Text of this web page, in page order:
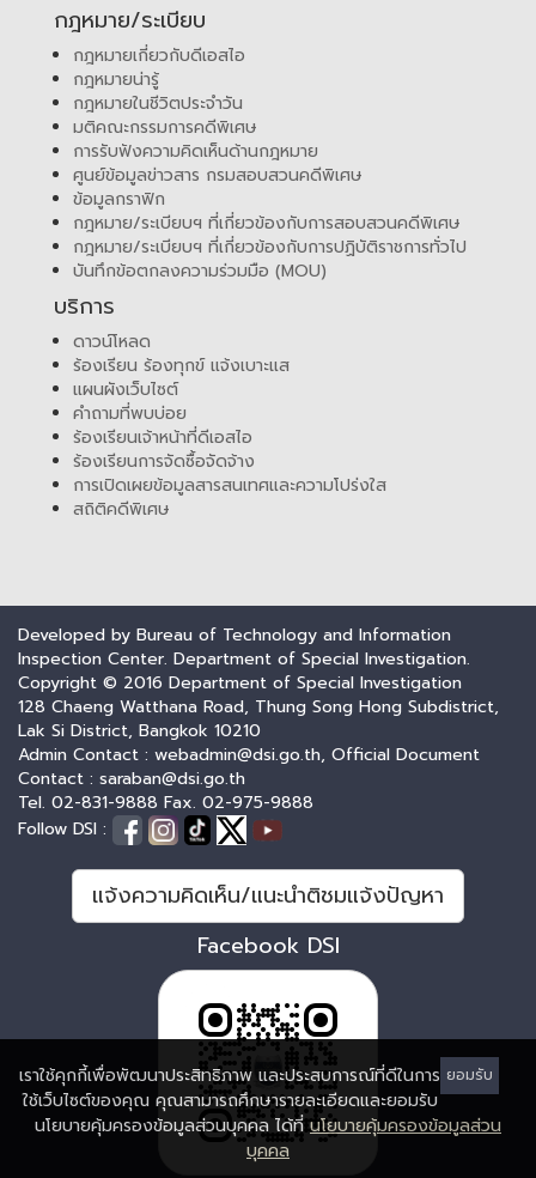
กฎหมาย/ระเบียบ
กฎหมายเกี่ยวกับดีเอสไอ
กฎหมายน่ารู้
กฎหมายในชีวิตประจำวัน
มติคณะกรรมการคดีพิเศษ
การรับฟังความคิดเห็นด้านกฎหมาย
ศูนย์ข้อมูลข่าวสาร กรมสอบสวนคดีพิเศษ
ข้อมูลกราฟิก
กฎหมาย/ระเบียบฯ ที่เกี่ยวข้องกับการสอบสวนคดีพิเศษ
กฎหมาย/ระเบียบฯ ที่เกี่ยวข้องกับการปฏิบัติราชการทั่วไป
บันทึกข้อตกลงความร่วมมือ (MOU)
บริการ
ดาวน์โหลด
ร้องเรียน ร้องทุกข์ แจ้งเบาะแส
แผนผังเว็บไซต์
คำถามที่พบบ่อย
ร้องเรียนเจ้าหน้าที่ดีเอสไอ
ร้องเรียนการจัดซื้อจัดจ้าง
การเปิดเผยข้อมูลสารสนเทศและความโปร่งใส
สถิติคดีพิเศษ
Developed by Bureau of Technology and Information
Inspection Center. Department of Special Investigation.
Copyright © 2016 Department of Special Investigation
128 Chaeng Watthana Road, Thung Song Hong Subdistrict,
Lak Si District, Bangkok 10210
Admin Contact : webadmin@dsi.go.th, Official Document
Contact : saraban@dsi.go.th
Tel. 02-831-9888 Fax. 02-975-9888
Follow DSI :
แจ้งความคิดเห็น/แนะนำติชมแจ้งปัญหา
Facebook DSI
ยอมรับ
เราใช้คุกกี้เพื่อพัฒนาประสิทธิภาพ และประสบการณ์ที่ดีในการ
ใช้เว็บไซต์ของคุณ คุณสามารถศึกษารายละเอียดและยอมรับ
นโยบายคุ้มครองข้อมูลส่วนบุคคล ได้ที่นโยบายคุ้มครองข้อมูลส่วน
บุคคล